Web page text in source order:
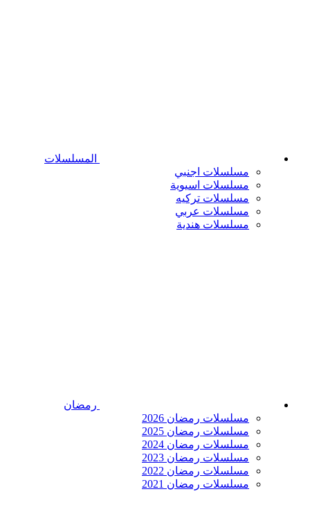
المسلسلات
مسلسلات اجنبي
مسلسلات اسيوية
مسلسلات تركيه
مسلسلات عربي
مسلسلات هندية
رمضان
مسلسلات رمضان 2026
مسلسلات رمضان 2025
مسلسلات رمضان 2024
مسلسلات رمضان 2023
مسلسلات رمضان 2022
مسلسلات رمضان 2021